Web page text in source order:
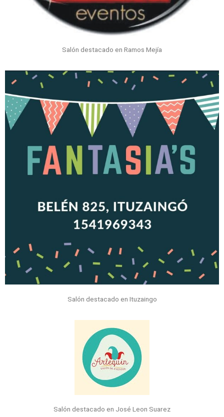
Salón destacado en Ramos Mejía
Salón destacado en Ituzaingo
Salón destacado en José Leon Suarez